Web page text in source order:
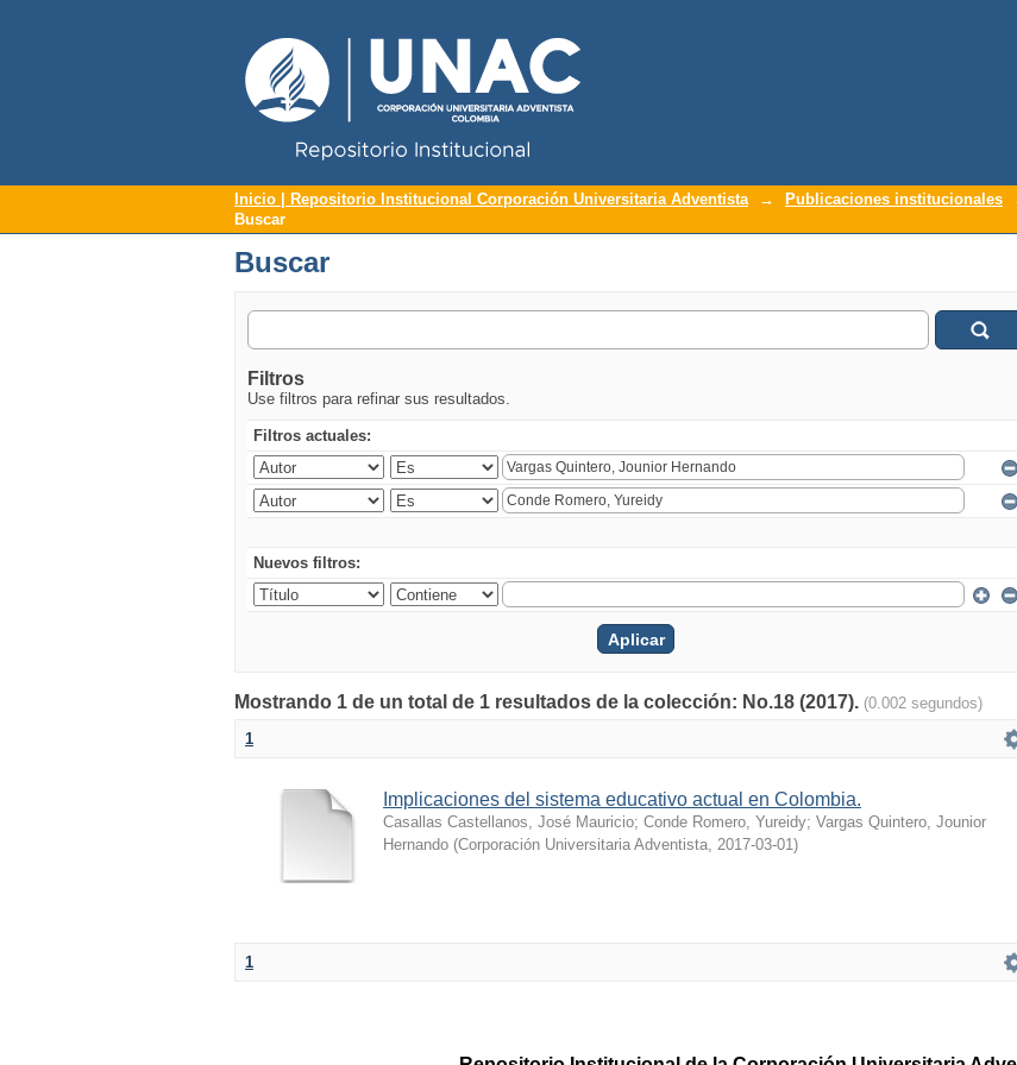
Buscar
Inicio | Repositorio Institucional Corporación Universitaria Adventista → Publicaciones institucionales
Buscar
Buscar
Filtros
Use filtros para refinar sus resultados.
Filtros actuales:
Nuevos filtros:
Mostrando 1 de un total de 1 resultados de la colección: No.18 (2017). (0.002 segundos)
1
Implicaciones del sistema educativo actual en Colombia.
Casallas Castellanos, José Mauricio; Conde Romero, Yureidy; Vargas Quintero, Jounior
Hernando (Corporación Universitaria Adventista, 2017-03-01)
1